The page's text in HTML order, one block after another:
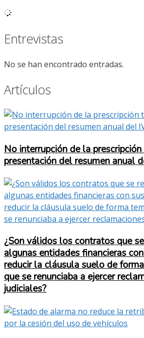
Entrevistas
No se han encontrado entradas.
Artículos
No interrupción de la
presentación del resumen anual
¿Son válidos los contratos que
algunas entidades financieras
reducir la cláusula suelo de
que se renunciaba a ejercer
judiciales?